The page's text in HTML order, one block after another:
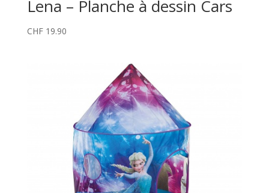
Lena – Planche à dessin Cars
CHF19.90